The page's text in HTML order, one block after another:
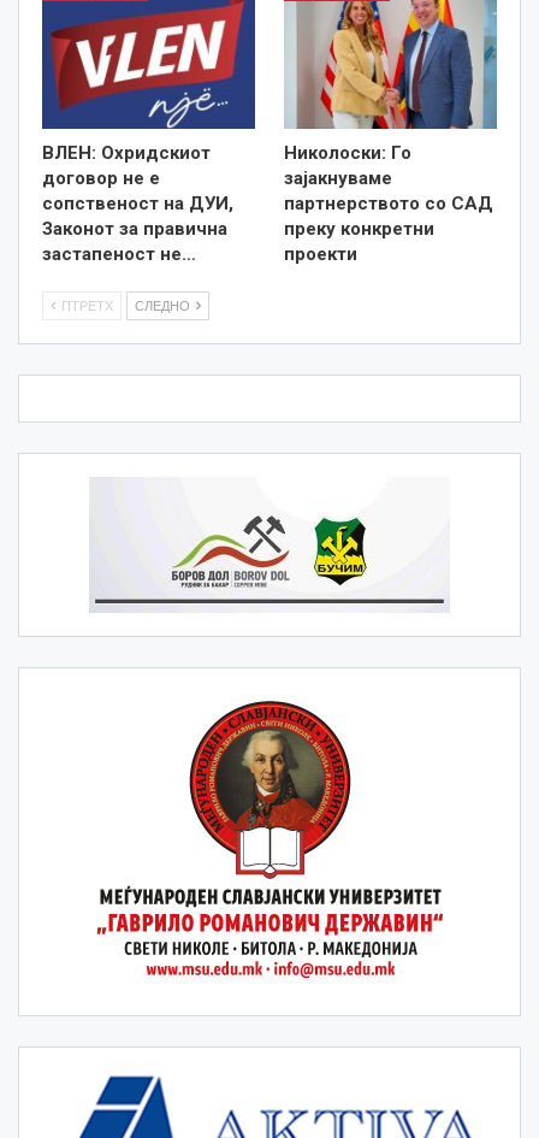
ВЛЕН: Охридскиот
договор не е
сопственост на ДУИ,
Законот за правична
застапеност не…
Николоски: Го
зајакнуваме
партнерството со САД
преку конкретни
проекти
ПТРЕТХ СЛЕДНО